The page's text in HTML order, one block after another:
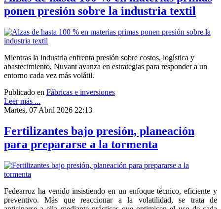
ponen presión sobre la industria textil
Mientras la industria enfrenta presión sobre costos, logística y
abastecimiento, Nuvant avanza en estrategias para responder a un
entorno cada vez más volátil.
Publicado en Fábricas e inversiones
Leer más ...
Martes, 07 Abril 2026 22:13
Fertilizantes bajo presión, planeación
para prepararse a la tormenta
Fedearroz ha venido insistiendo en un enfoque técnico, eficiente y
preventivo. Más que reaccionar a la volatilidad, se trata de